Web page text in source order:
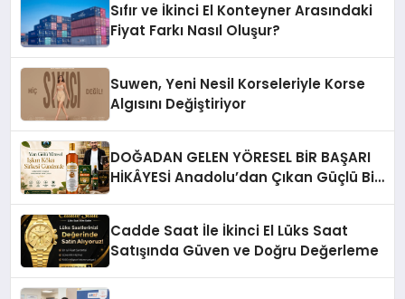
Sıfır ve İkinci El Konteyner Arasındaki
Fiyat Farkı Nasıl Oluşur?
Suwen, Yeni Nesil Korseleriyle Korse
Algısını Değiştiriyor
DOĞADAN GELEN YÖRESEL BİR BAŞARI
HİKÂYESİ Anadolu’dan Çıkan Güçlü Bir
Cadde Saat İle İkinci El Lüks Saat
Satışında Güven ve Doğru Değerleme